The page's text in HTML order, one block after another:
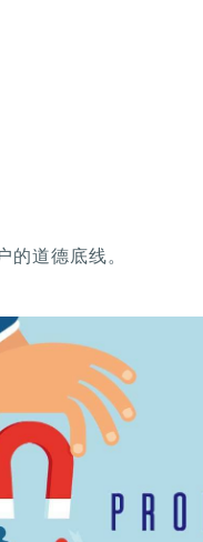
的道德底线。